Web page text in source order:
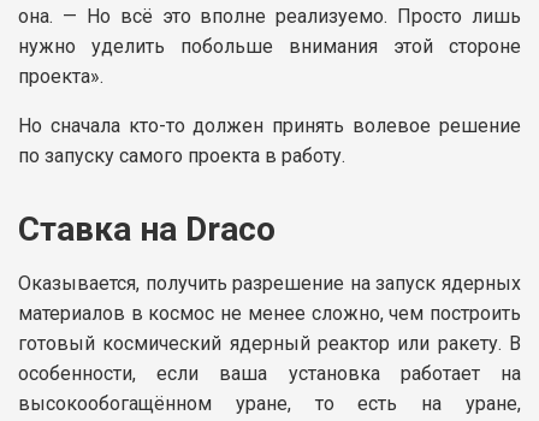
она. — Но всё это вполне реализуемо. Просто лишь
нужно уделить побольше внимания этой стороне
проекта».
Но сначала кто-то должен принять волевое решение
по запуску самого проекта в работу.
Ставка на Draco
Оказывается, получить разрешение на запуск ядерных
материалов в космос не менее сложно, чем построить
готовый космический ядерный реактор или ракету. В
особенности, если ваша установка работает на
высокообогащённом уране, то есть на уране,